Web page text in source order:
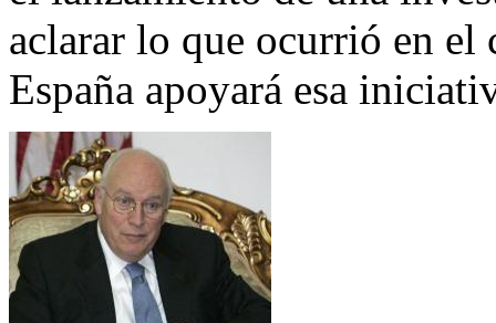
aclarar lo que ocurrió en
España apoyará esa